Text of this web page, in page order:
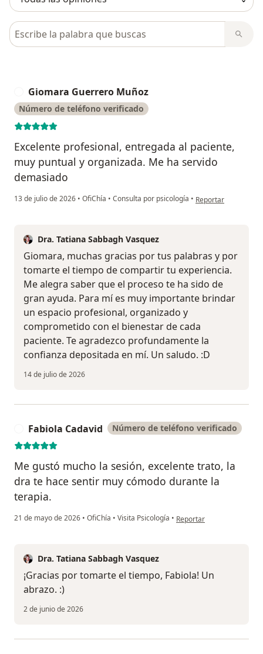
Busca en opiniones
Giomara Guerrero Muñoz
Número de teléfono verificado
Excelente profesional, entregada al paciente,
muy puntual y organizada. Me ha servido
demasiado
13 de julio de 2026 • OfiChía • Consulta por psicología • en opinión del
Reportar
Dra. Tatiana Sabbagh Vasquez
Giomara, muchas gracias por tus palabras y por
tomarte el tiempo de compartir tu experiencia.
Me alegra saber que el proceso te ha sido de
gran ayuda. Para mí es muy importante brindar
un espacio profesional, organizado y
comprometido con el bienestar de cada
paciente. Te agradezco profundamente la
confianza depositada en mí. Un saludo. :D
14 de julio de 2026
Fabiola Cadavid Número de teléfono verificado
Me gustó mucho la sesión, excelente trato, la
dra te hace sentir muy cómodo durante la
terapia.
21 de mayo de 2026 • OfiChía • Visita Psicología • en opinión del usuario
Reportar
Dra. Tatiana Sabbagh Vasquez
¡Gracias por tomarte el tiempo, Fabiola! Un
abrazo. :)
2 de junio de 2026